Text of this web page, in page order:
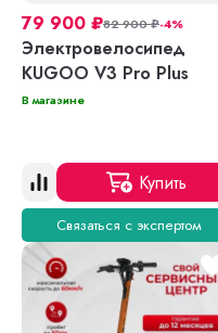
79 900 ₽82 900₽-4%
Электровелосипед
KUGOO V3 Pro Plus
В магазине
Купить
Связаться с экспертом